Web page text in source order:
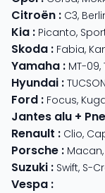
Citroën : C3,
Kia : Picanto,
Skoda : Fabia,
Yamaha : MT-09,
Hyundai : TUCSON
Ford : Focus,
Jantes alu +
Renault : Clio,
Porsche : Macan,
Suzuki : Swift, S-
Vespa :